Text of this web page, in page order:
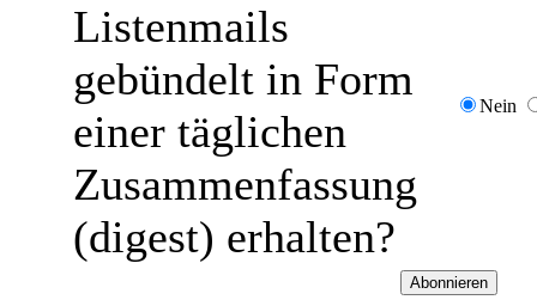
Listenmails
gebündelt in Form
einer täglichen
Zusammenfassung
(digest) erhalten?
Nein